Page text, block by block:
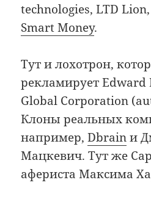
technologies, LTD
Smart Money.
Тут и лохотрон,
рекламирует Edward
Global Corporation
Клоны реальных
например,Dbrainи
Мацкевич. Тут же
афериста Максима